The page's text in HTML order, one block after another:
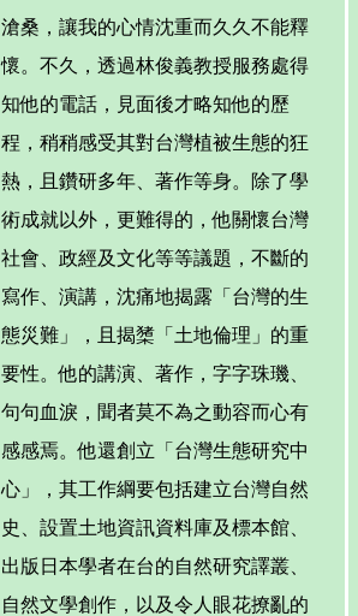
滄桑，讓我的心情沈重而久久不能釋
懷。不久，透過林俊義教授服務處得
知他的電話，見面後才略知他的歷
程，稍稍感受其對台灣植被生態的狂
熱，且鑽研多年、著作等身。除了學
術成就以外，更難得的，他關懷台灣
社會、政經及文化等等議題，不斷的
寫作、演講，沈痛地揭露「台灣的生
態災難」，且揭橥「土地倫理」的重
要性。他的講演、著作，字字珠璣、
句句血淚，聞者莫不為之動容而心有
感感焉。他還創立「台灣生態研究中
心」，其工作綱要包括建立台灣自然
史、設置土地資訊資料庫及標本館、
出版日本學者在台的自然研究譯叢、
自然文學創作，以及令人眼花撩亂的